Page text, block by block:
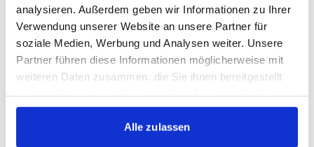
analysieren. Außerdem geben wir Informationen zu Ihrer
Verwendung unserer Website an unsere Partner für
soziale Medien, Werbung und Analysen weiter. Unsere
Partner führen diese Informationen möglicherweise mit
weiteren Daten zusammen, die Sie ihnen bereitgestellt
gesammelt haben.
Alle zulassen
Mittelfeld:
Sean Alkovic
Adrian Belca
Ivano Stanic